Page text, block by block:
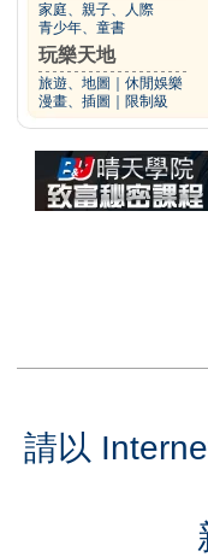
家庭、親子、人際
青少年、童書
玩樂天地
旅遊、地圖
休閒娛樂
漫畫、插圖
限制級
請以